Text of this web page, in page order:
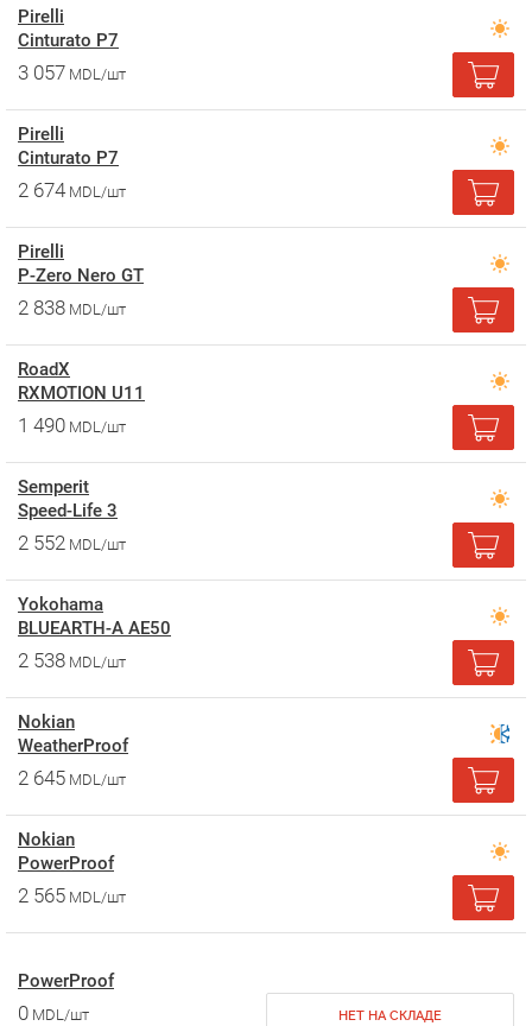
Pirelli
Cinturato P7
3 057 MDL/шт
Pirelli
Cinturato P7
2 674 MDL/шт
Pirelli
P-Zero Nero GT
2 838 MDL/шт
RoadX
RXMOTION U11
1 490 MDL/шт
Semperit
Speed-Life 3
2 552 MDL/шт
Yokohama
BLUEARTH-A AE50
2 538 MDL/шт
Nokian
WeatherProof
2 645 MDL/шт
Nokian
PowerProof
2 565 MDL/шт
PowerProof
0 MDL/шт НЕТ НА СКЛАДЕ